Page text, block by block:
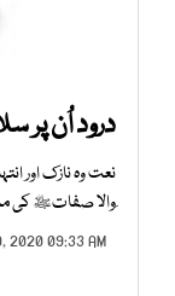
درود اُن پر
نعت وہ نازک
ِوالا صفاتﷺ کی
2020 09:33 AM |